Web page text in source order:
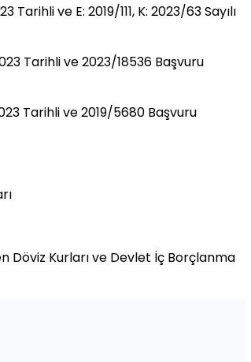
ve E: 2019/111, K: 2023/63 Sayılı
Tarihli ve 2023/18536 Başvuru
Tarihli ve 2019/5680 Başvuru
Döviz Kurları ve Devlet İç Borçlanma